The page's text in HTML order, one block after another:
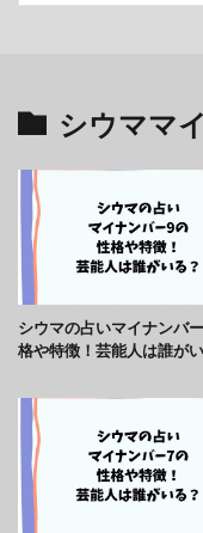
シウママ
シウマの占いマイナンバ
格や特徴！芸能人は誰が